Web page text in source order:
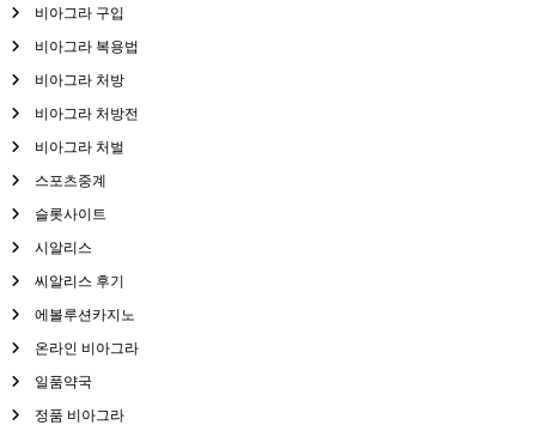
비아그라 구입
비아그라 복용법
비아그라 처방
비아그라 처방전
비아그라 처벌
스포츠중계
슬롯사이트
시알리스
씨알리스 후기
에볼루션카지노
온라인 비아그라
일품약국
정품 비아그라